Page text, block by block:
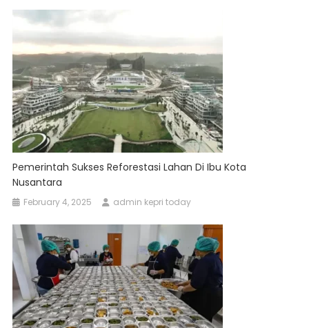
Pemerintah Sukses Reforestasi Lahan Di Ibu Kota
Nusantara
February 4, 2025 admin kepri today